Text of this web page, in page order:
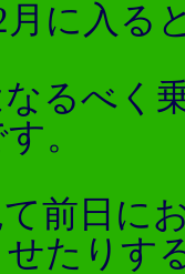
に入る
るべく
。
前日に
たりす